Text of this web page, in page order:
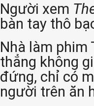
Người xem
bàn tay thô
Nhà làm phim
thẳng không
đứng, chỉ có
người trên ăn